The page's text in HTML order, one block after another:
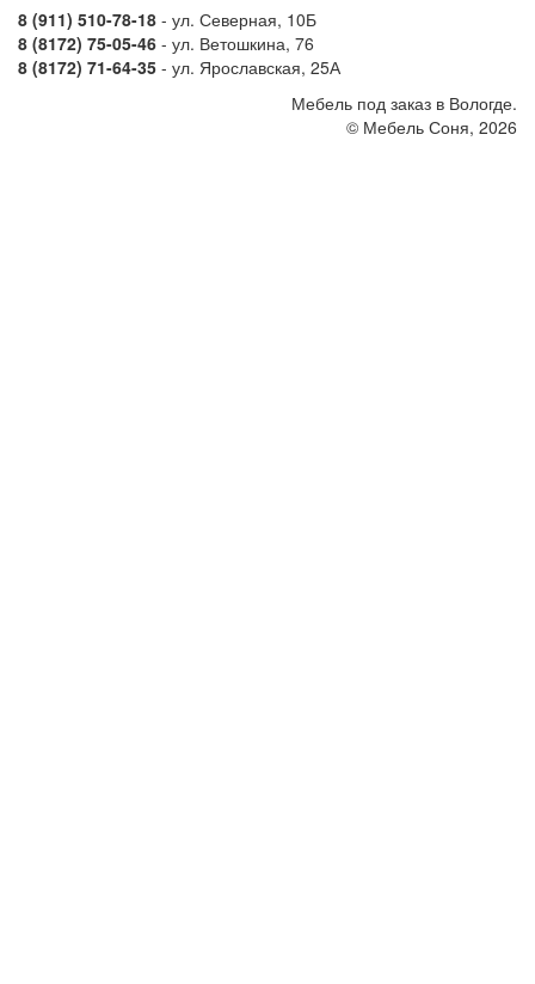
8 (911) 510-78-18 - ул. Северная, 10Б
8 (8172) 75-05-46 - ул. Ветошкина, 76
8 (8172) 71-64-35 - ул. Ярославская, 25А
Мебель под заказ в Вологде.
© Мебель Соня, 2026